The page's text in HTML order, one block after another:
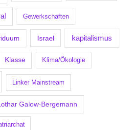
Gewerkschaften
Israel kapitalismus
Klasse Klima/Ökologie
Linker Mainstream
Galow-Bergemann